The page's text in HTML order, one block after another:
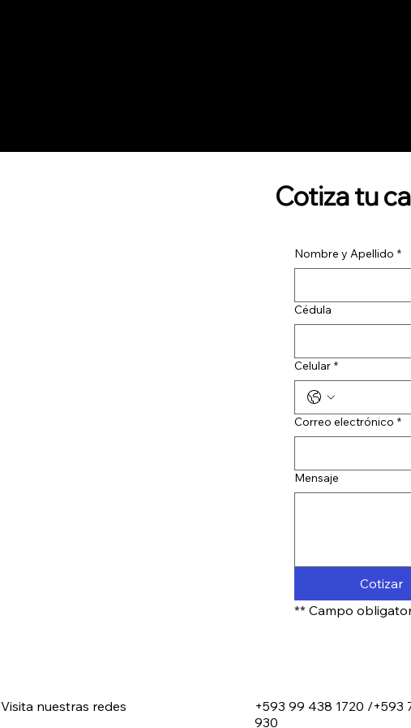
Nombre y Apellido *
Cédula
Celular *
Correo electrónico *
Mensaje
Cotizar
** Campo
Cotiza tu
Visita nuestras redes +593 99 438 1720 /+593
930